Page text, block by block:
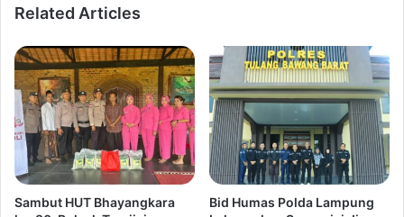
Related Articles
Sambut HUT Bhayangkara
Bid Humas Polda Lampung